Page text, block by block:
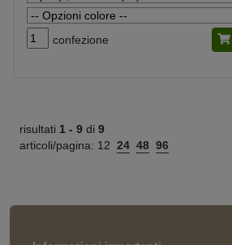
confezione
risultati 1 - 9 di 9
articoli/pagina: 12 24 48 96